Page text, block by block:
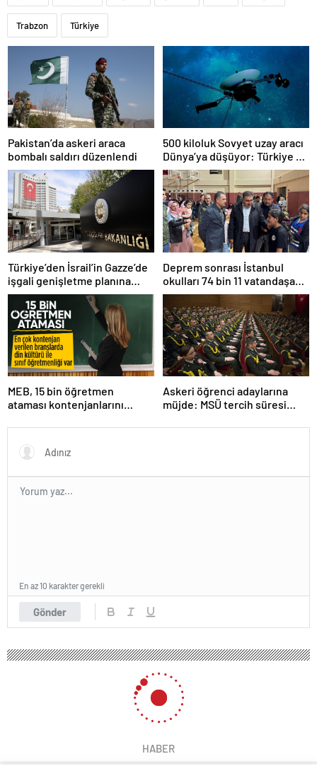
Trabzon Türkiye
Pakistan’da askeri araca
bombalı saldırı düzenlendi
500 kiloluk Sovyet uzay aracı
Dünya’ya düşüyor: Türkiye de
risk altında
Türkiye’den İsrail’in Gazze’de
işgali genişletme planına
tepki
Deprem sonrası İstanbul
okulları 74 bin 11 vatandaşa
kapısını açtı
MEB, 15 bin öğretmen
ataması kontenjanlarını
Askeri öğrenci adaylarına
müjde: MSÜ tercih süresi
Gönder
En az 10 karakter gerekli
Kadın yardımcısının odasına zorla
giren okul müdürüne ‘üstün başarı’